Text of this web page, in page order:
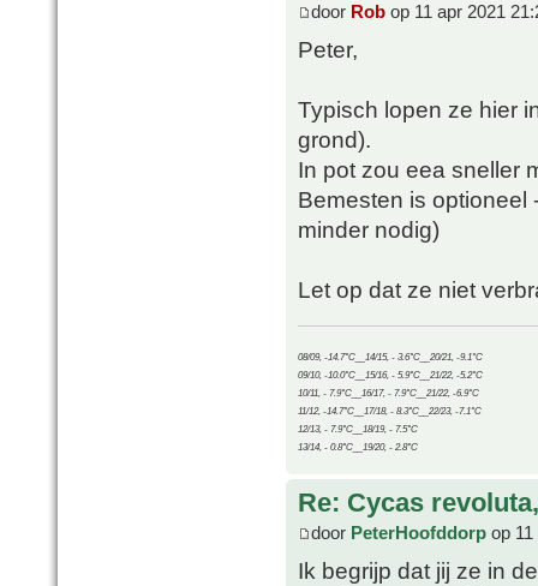
door Rob op 11 apr 2021
Peter,
Typisch lopen ze hier
grond).
In pot zou eea sneller
Bemesten is optioneel
minder nodig)
Let op dat ze niet
08/09, -14.7°C__14/15, - 3.6°C__20/21, -9.1°C
09/10, -10.0°C__15/16, - 5.9°C__21/22, -5.2°C
10/11, - 7.9°C__16/17, - 7.9°C__21/22, -6.9°C
11/12, -14.7°C__17/18, - 8.3°C__22/23, -7.1°C
12/13, - 7.9°C__18/19, - 7.5°C
13/14, - 0.8°C__19/20, - 2.8°C
Re: Cycas
door PeterHoofddorp op
Ik begrijp dat jij ze in